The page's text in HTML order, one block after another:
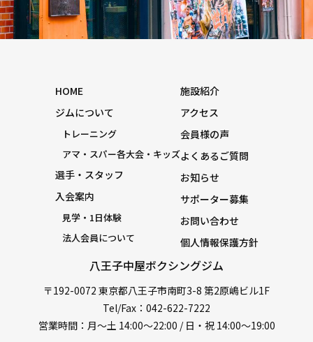
八王子中屋ボクシングジム
〒192-0072 東京都八王子市南町3-8 第2原嶋ビル1F
Tel/Fax：042-622-7222
営業時間：月〜土 14:00〜22:00 / 日・祝 14:00〜19:00
HOME
ジムについて
トレーニング
アマ・スパー各大会・キッズ
選手・スタッフ
入会案内
見学・1日体験
法人会員について
施設紹介
アクセス
会員様の声
よくあるご質問
お知らせ
サポーター募集
お問い合わせ
個人情報保護方針